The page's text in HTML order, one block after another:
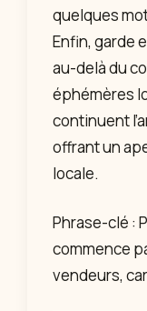
quelques
Enfin, garde
au-delà du
éphémères
continuent
offrant un
locale.
Phrase-clé :
commence
vendeurs,